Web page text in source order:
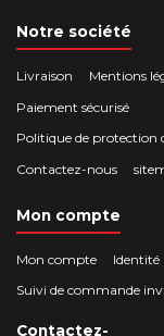
Notre société
Livraison Mentions
Paiement sécurisé
Politique de protection
Contactez-nous
Mon compte
Mon compte Identité
Suivi de commande
Contactez-